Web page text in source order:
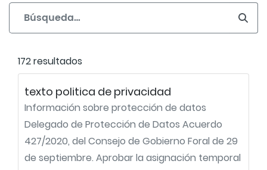
172 resultados
texto politica de privacidad
Información sobre protección de datos
Delegado de Protección de Datos Acuerdo
427/2020, del Consejo de Gobierno Foral de 29
de septiembre. Aprobar la asignación temporal